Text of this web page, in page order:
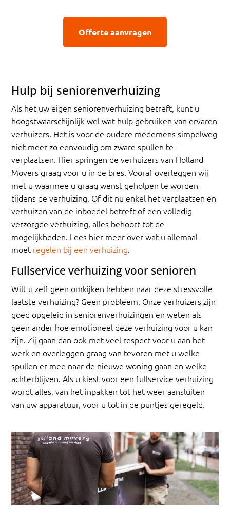
Offerte aanvragen
Hulp bij seniorenverhuizing
Als het uw eigen seniorenverhuizing betreft, kunt u
hoogstwaarschijnlijk wel wat hulp gebruiken van ervaren
verhuizers. Het is voor de oudere medemens simpelweg
niet meer zo eenvoudig om zware spullen te
verplaatsen. Hier springen de verhuizers van Holland
Movers graag voor u in de bres. Vooraf overleggen wij
met u waarmee u graag wenst geholpen te worden
tijdens de verhuizing. Of dit nu enkel het verplaatsen en
verhuizen van de inboedel betreft of een volledig
verzorgde verhuizing, alles behoort tot de
mogelijkheden. Lees hier meer over wat u allemaal
moet regelen bij een verhuizing.
Fullservice verhuizing voor senioren
Wilt u zelf geen omkijken hebben naar deze stressvolle
laatste verhuizing? Geen probleem. Onze verhuizers zijn
goed opgeleid in seniorenverhuizingen en weten als
geen ander hoe emotioneel deze verhuizing voor u kan
zijn. Zij gaan dan ook met veel respect voor u aan het
werk en overleggen graag van tevoren met u welke
spullen er mee naar de nieuwe woning gaan en welke
achterblijven. Als u kiest voor een fullservice verhuizing
wordt alles, van het inpakken tot het weer aansluiten
van uw apparatuur, voor u tot in de puntjes geregeld.